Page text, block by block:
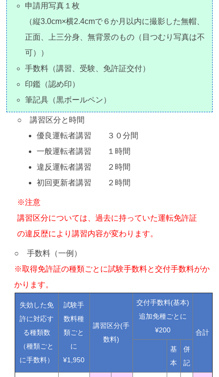
申請用写真１枚
（縦3.0cm×横2.4cmで６か月以内に撮影した無帽、
正面、上三分身、無背景のもの（目つむり写真は不
可））
手数料（講習、受験、免許証交付）
印鑑（認め印）
筆記具（黒ボールペン）
○ 講習区分と時間
優良運転者講習 ３０分間
一般運転者講習 １時間
違反運転者講習 ２時間
初回更新者講習 ２時間
※注意
講習区分については、過去に持っていた運転免許証
の違反歴により講習内容が変わります。
○ 手数料（一例）
※取得免許証の種類ごとに試験手数料と交付手数料がか
かります。
失効した免
許に対応す
る種類数
（種類ごと
に手数料）
試験手
数料種
類ごと
に
¥1,950
講習区分(手
数料)
交付手数料(基本)
追加免種ごとに
¥200
合計
基
本
併
記